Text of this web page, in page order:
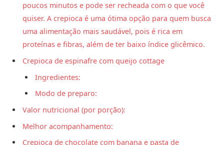
poucos minutos e pode ser recheada com o que você
quiser. A crepioca é uma ótima opção para quem busca
uma alimentação mais saudável, pois é rica em
proteínas e fibras, além de ter baixo índice glicêmico.
Crepioca de espinafre com queijo cottage
Ingredientes:
Modo de preparo:
Valor nutricional (por porção):
Melhor acompanhamento:
Crepioca de chocolate com banana e pasta de